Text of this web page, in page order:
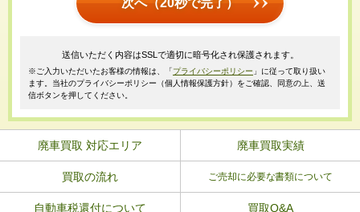
送信いただく内容はSSLで適切に暗号化され保護されます。
※ご入力いただいたお客様の情報は、「プライバシーポリシー 」に従って取り扱い
ます。当社のプライバシーポリシー（個人情報保護方針）をご確認、同意の上、送
信ボタンを押してください。
廃車買取 対応エリア 廃車買取実績
買取の流れ ご売却に必要な書類について
自動車税還付について 買取Q&A